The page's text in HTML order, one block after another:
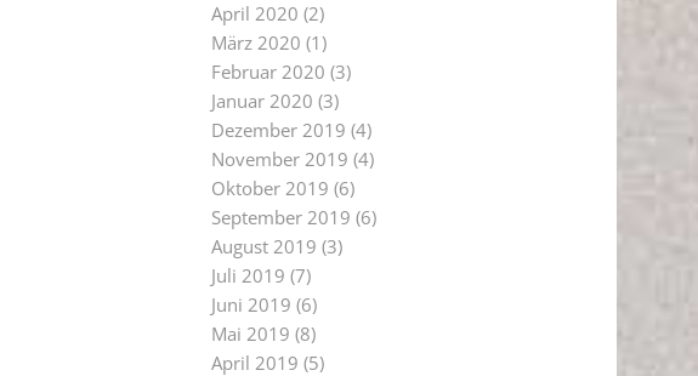
April 2020 (2)
März 2020 (1)
Februar 2020 (3)
Januar 2020 (3)
Dezember 2019 (4)
November 2019 (4)
Oktober 2019 (6)
September 2019 (6)
August 2019 (3)
Juli 2019 (7)
Juni 2019 (6)
Mai 2019 (8)
April 2019 (5)